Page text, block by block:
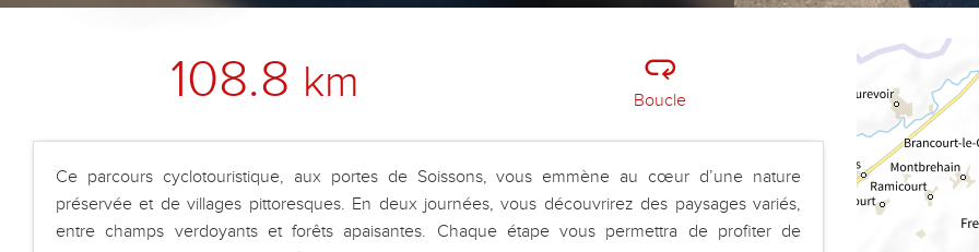
108.8 km Boucle
Ce parcours cyclotouristique, aux portes de Soissons, vous emmène au cœur d’une nature
préservée et de villages pittoresques. En deux journées, vous découvrirez des paysages variés,
entre champs verdoyants et forêts apaisantes. Chaque étape vous permettra de profiter de